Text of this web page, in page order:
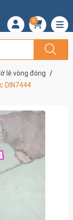
0
lê vòng đóng
DIN7444